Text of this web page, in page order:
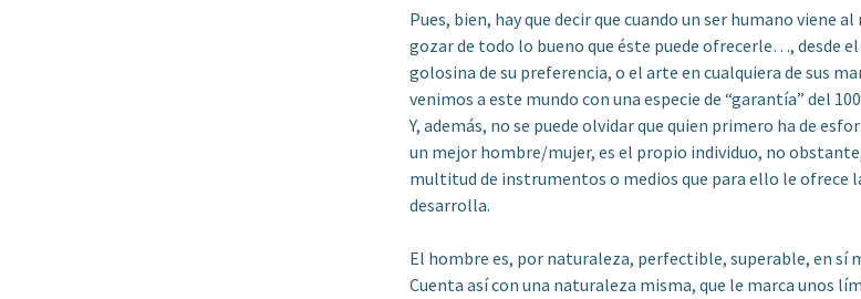
Pues, bien, hay que decir que cuando un ser humano viene
gozar de todo lo bueno que éste puede ofrecerle…, desde
golosina de su preferencia, o el arte en cualquiera de sus
venimos a este mundo con una especie de “garantía” del
Y, además, no se puede olvidar que quien primero ha de
un mejor hombre/mujer, es el propio individuo, no
multitud de instrumentos o medios que para ello le ofrece la
desarrolla.
El hombre es, por naturaleza, perfectible, superable, en sí
Cuenta así con una naturaleza misma, que le marca unos